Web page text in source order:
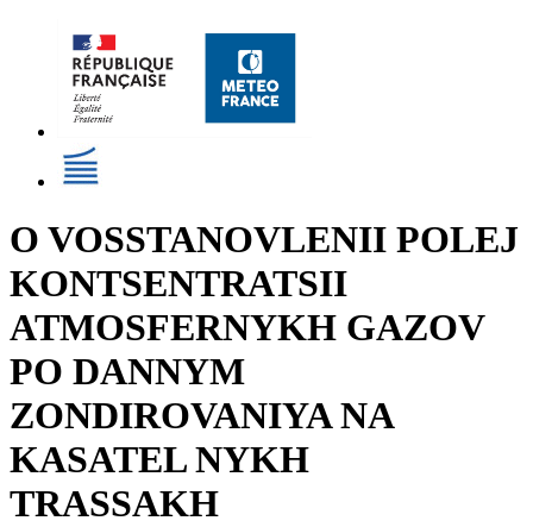
O VOSSTANOVLENII POLEJ
KONTSENTRATSII
ATMOSFERNYKH GAZOV
PO DANNYM
ZONDIROVANIYA NA
KASATEL NYKH
TRASSAKH